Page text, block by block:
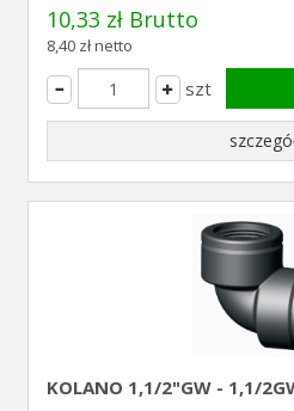
10,33 zł Brutto
8,40 zł netto
szt
KOLANO 1,1/2"GW - 1,1/